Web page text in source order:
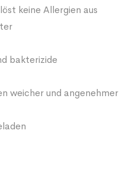
keine Allergien aus
bakterizide
weicher und angenehmer